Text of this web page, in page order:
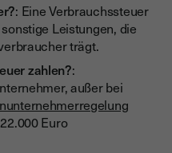
: Eine Verbrauchssteuer
Leistungen, die
trägt.
zahlen?:
außer bei
Euro